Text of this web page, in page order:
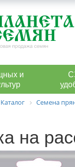
и
Каталог Семена
на